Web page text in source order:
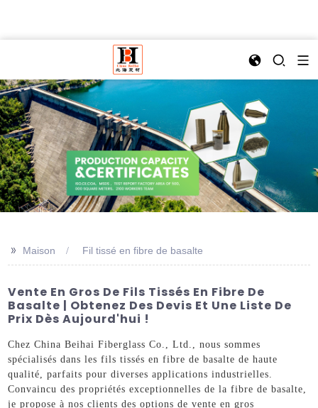
>> Maison Fil tissé en fibre de basalte
Vente En Gros De Fils Tissés En Fibre De
Basalte | Obtenez Des Devis Et Une Liste De
Prix Dès Aujourd'hui !
Chez China Beihai Fiberglass Co., Ltd., nous sommes
spécialisés dans les fils tissés en fibre de basalte de haute
qualité, parfaits pour diverses applications industrielles.
Convaincu des propriétés exceptionnelles de la fibre de basalte,
je propose à nos clients des options de vente en gros